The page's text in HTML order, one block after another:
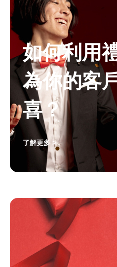
如何利用
為你的客
喜？
了解更多 >